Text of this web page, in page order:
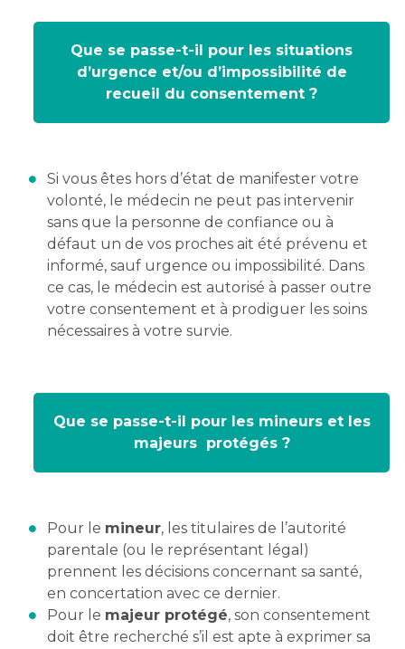
Que se passe-t-il pour les situations
d’urgence et/ou d’impossibilité de
recueil du consentement ?
Si vous êtes hors d’état de manifester votre
volonté, le médecin ne peut pas intervenir
sans que la personne de confiance ou à
défaut un de vos proches ait été prévenu et
informé, sauf urgence ou impossibilité. Dans
ce cas, le médecin est autorisé à passer outre
votre consentement et à prodiguer les soins
nécessaires à votre survie.
Que se passe-t-il pour les mineurs et les
majeurs protégés ?
Pour le mineur, les titulaires de l’autorité
parentale (ou le représentant légal)
prennent les décisions concernant sa santé,
en concertation avec ce dernier.
Pour le majeur protégé, son consentement
doit être recherché s’il est apte à exprimer sa